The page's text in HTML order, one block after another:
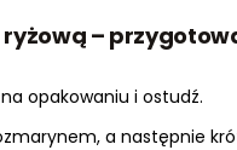
ryżową –
opakowaniu i ostudź.
a następnie